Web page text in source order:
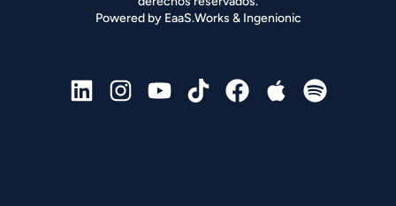
Powered by EaaS.Works & Ingenionic